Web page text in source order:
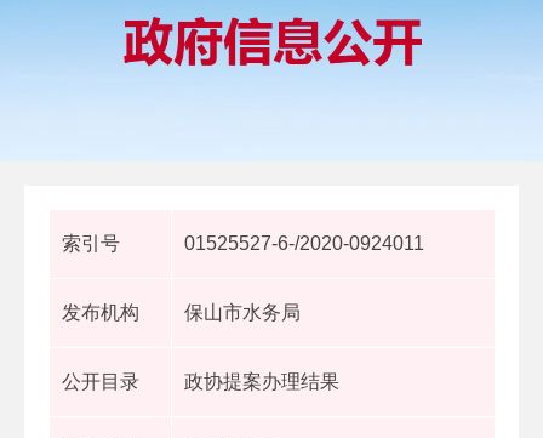
索引号 01525527-6-/2020-0924011
发布机构 保山市水务局
公开目录 政协提案办理结果